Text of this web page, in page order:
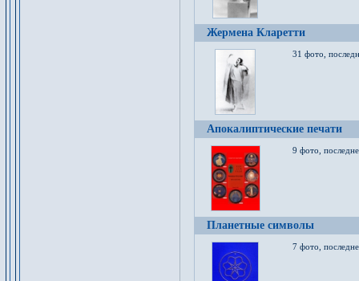
Жермена Кларетти
31 фото,
Апокалиптические печати
9 фото,
Планетные символы
7 фото,